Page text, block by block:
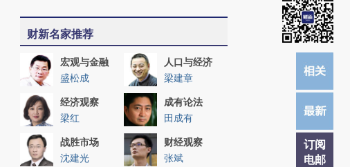
订阅
电邮
财新名家推荐
宏观与金融
盛松成
人口与经济
梁建章
经济观察
梁红
成有论法
田成有
战胜市场
沈建光
财经观察
张斌